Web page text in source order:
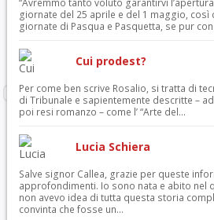
giornate del 25 aprile e del 1 maggio,
giornate di Pasqua e Pasquetta, se pur
Cui prodest?
Per come ben scrive Rosalio, si tratta di
di Tribunale e sapientemente descritte –
poi resi romanzo – come l’ “Arte del...
Lucia Schiera
Salve signor Callea, grazie per queste
approfondimenti. Io sono nata e abito nel
non avevo idea di tutta questa storia
convinta che fosse un...